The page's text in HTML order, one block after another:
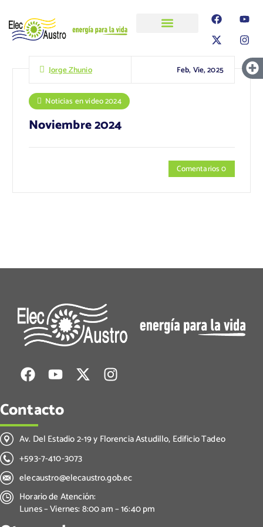
Jorge Zhunio Feb, Vie, 2025
Noticias en video 2024
Noviembre 2024
Comentarios 0
Contacto
Av. Del Estadio 2-19 y Florencia Astudillo, Edificio Tadeo
+593-7-410-3073
elecaustro@elecaustro.gob.ec
Horario de Atención:
Lunes – Viernes: 8:00 am – 16:40 pm